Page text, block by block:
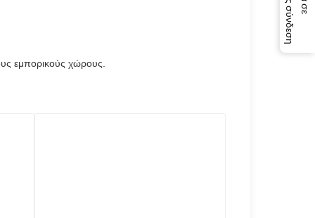
εμπορικούς χώρους.